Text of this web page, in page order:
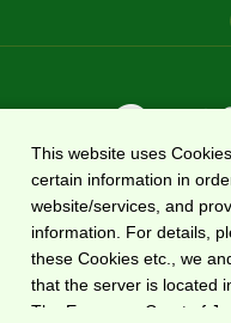
使用条款 隐私政策 网站地图
国家高速公路信息网站 DoRaPuRa (E-
。
This website uses
certain information in
website/services, and
information. For details,
these Cookies etc., we
that the server is located
The European Court of